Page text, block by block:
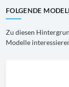
FOLGENDE
Zu diesen
Modelle